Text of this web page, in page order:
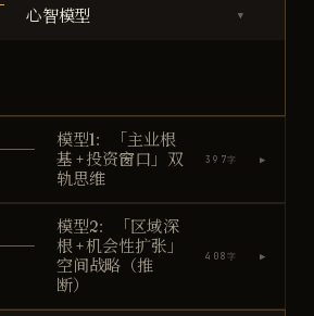
心智模型 ▶
模型1：「主业根
基 + 投资窗口」双
轨思维
397字 ▶
模型2：「区域深
根 + 机会性扩张」
空间战略（推
断）
408字 ▶